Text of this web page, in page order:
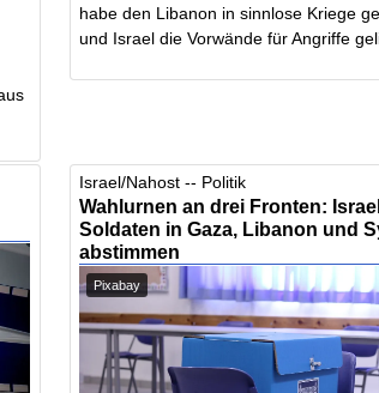
habe den Libanon in sinnlose Kriege
und Israel die Vorwände für Angriffe
Israel/Nahost -- Politik
Wahlurnen an drei Fronten:
Soldaten in Gaza, Libanon und
abstimmen
Pixabay